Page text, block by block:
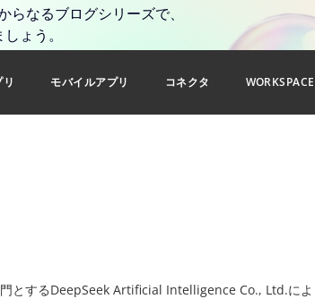
らなるブログシリーズで、
ょう。
モバイルアプリ コネクタ WORKSPACE
とするDeepSeek Artificial Intelligence Co., Ltd.に